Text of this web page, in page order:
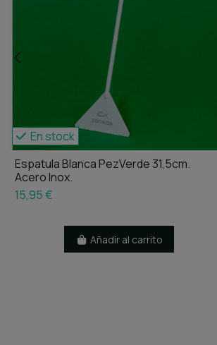
En stock
Espatula Blanca PezVerde 31,5cm.
Acero Inox.
15,95 €
Añadir al carrito